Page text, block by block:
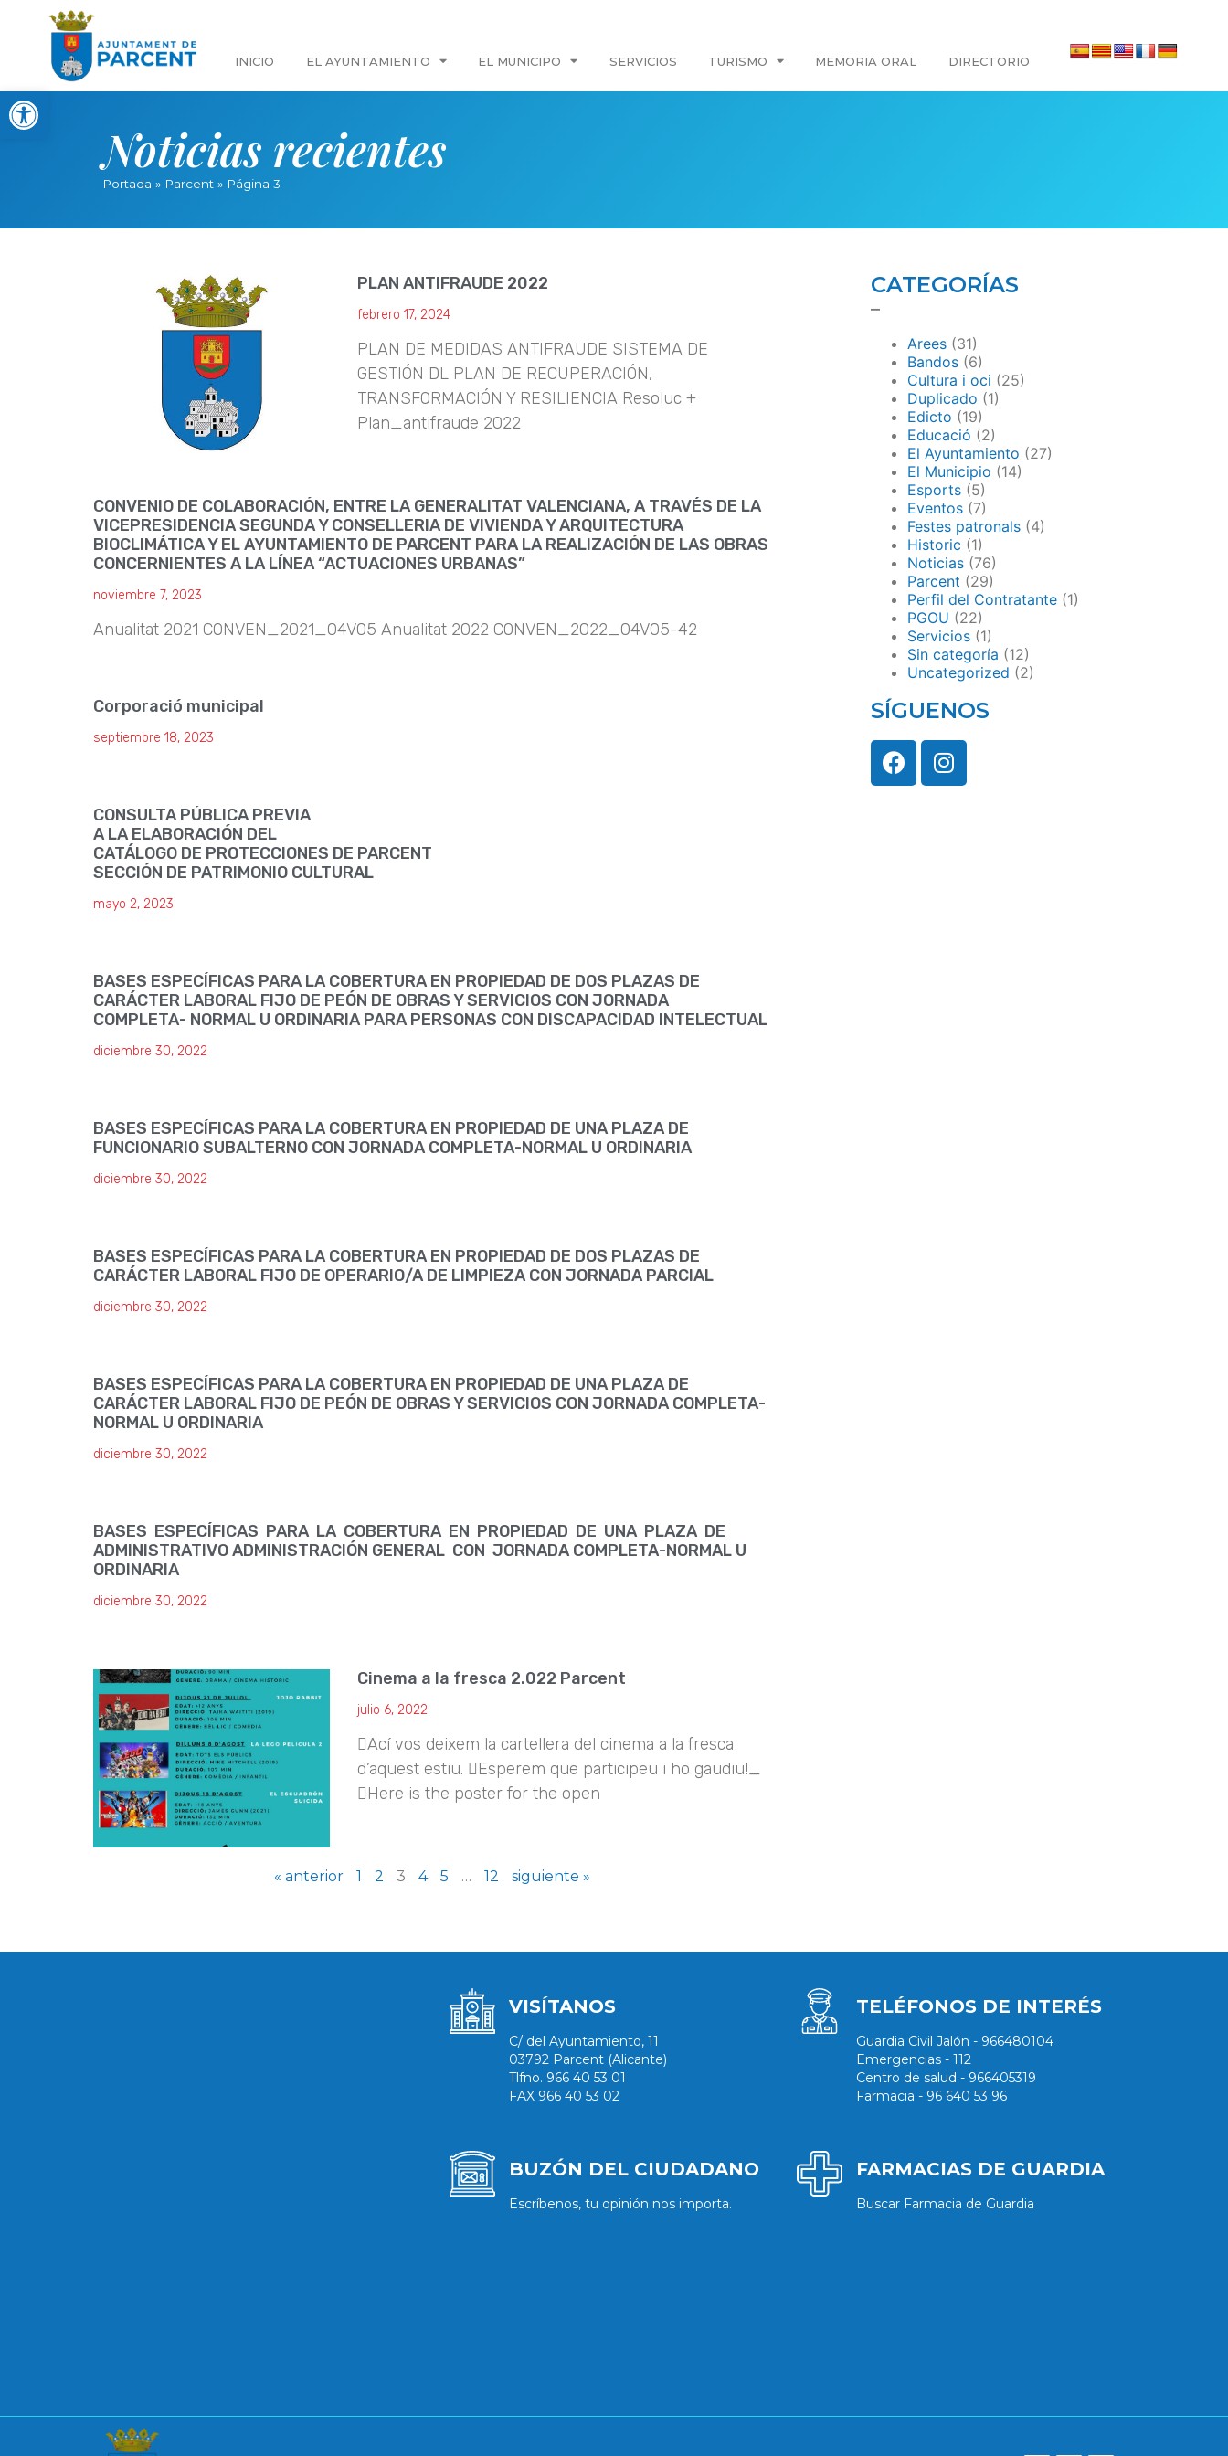
Abrir barra de herramientas
INICIO EL AYUNTAMIENTO EL MUNICIPO SERVICIOS TURISMO MEMORIA ORAL DIRECTORIO
Noticias recientes
Portada » Parcent » Página 3
PLAN ANTIFRAUDE 2022
febrero 17, 2024
PLAN DE MEDIDAS ANTIFRAUDE SISTEMA DE
GESTIÓN DL PLAN DE RECUPERACIÓN,
TRANSFORMACIÓN Y RESILIENCIA Resoluc +
Plan_antifraude 2022
CONVENIO DE COLABORACIÓN, ENTRE LA GENERALITAT VALENCIANA, A TRAVÉS DE LA
VICEPRESIDENCIA SEGUNDA Y CONSELLERIA DE VIVIENDA Y ARQUITECTURA
BIOCLIMÁTICA Y EL AYUNTAMIENTO DE PARCENT PARA LA REALIZACIÓN DE LAS OBRAS
CONCERNIENTES A LA LÍNEA “ACTUACIONES URBANAS”
noviembre 7, 2023
Anualitat 2021 CONVEN_2021_04V05 Anualitat 2022 CONVEN_2022_04V05-42
Corporació municipal
septiembre 18, 2023
CONSULTA PÚBLICA PREVIA
A LA ELABORACIÓN DEL
CATÁLOGO DE PROTECCIONES DE PARCENT
SECCIÓN DE PATRIMONIO CULTURAL
mayo 2, 2023
BASES ESPECÍFICAS PARA LA COBERTURA EN PROPIEDAD DE DOS PLAZAS DE
CARÁCTER LABORAL FIJO DE PEÓN DE OBRAS Y SERVICIOS CON JORNADA
COMPLETA- NORMAL U ORDINARIA PARA PERSONAS CON DISCAPACIDAD INTELECTUAL
diciembre 30, 2022
BASES ESPECÍFICAS PARA LA COBERTURA EN PROPIEDAD DE UNA PLAZA DE
FUNCIONARIO SUBALTERNO CON JORNADA COMPLETA-NORMAL U ORDINARIA
diciembre 30, 2022
BASES ESPECÍFICAS PARA LA COBERTURA EN PROPIEDAD DE DOS PLAZAS DE
CARÁCTER LABORAL FIJO DE OPERARIO/A DE LIMPIEZA CON JORNADA PARCIAL
diciembre 30, 2022
BASES ESPECÍFICAS PARA LA COBERTURA EN PROPIEDAD DE UNA PLAZA DE
CARÁCTER LABORAL FIJO DE PEÓN DE OBRAS Y SERVICIOS CON JORNADA COMPLETA-
NORMAL U ORDINARIA
diciembre 30, 2022
BASES ESPECÍFICAS PARA LA COBERTURA EN PROPIEDAD DE UNA PLAZA DE
ADMINISTRATIVO ADMINISTRACIÓN GENERAL CON JORNADA COMPLETA-NORMAL U
ORDINARIA
diciembre 30, 2022
Cinema a la fresca 2.022 Parcent
julio 6, 2022
Ací vos deixem la cartellera del cinema a la fresca
d’aquest estiu. Esperem que participeu i ho gaudiu!_
Here is the poster for the open
« anterior 1 2 3 4 5 … 12 siguiente »
CATEGORÍAS
–
Arees (31)
Bandos (6)
Cultura i oci (25)
Duplicado (1)
Edicto (19)
Educació (2)
El Ayuntamiento (27)
El Municipio (14)
Esports (5)
Eventos (7)
Festes patronals (4)
Historic (1)
Noticias (76)
Parcent (29)
Perfil del Contratante (1)
PGOU (22)
Servicios (1)
Sin categoría (12)
Uncategorized (2)
SÍGUENOS
VISÍTANOS
C/ del Ayuntamiento, 11
03792 Parcent (Alicante)
Tlfno. 966 40 53 01
FAX 966 40 53 02
BUZÓN DEL CIUDADANO
Escríbenos, tu opinión nos importa.
TELÉFONOS DE INTERÉS
Guardia Civil Jalón - 966480104
Emergencias - 112
Centro de salud - 966405319
Farmacia - 96 640 53 96
FARMACIAS DE GUARDIA
Buscar Farmacia de Guardia